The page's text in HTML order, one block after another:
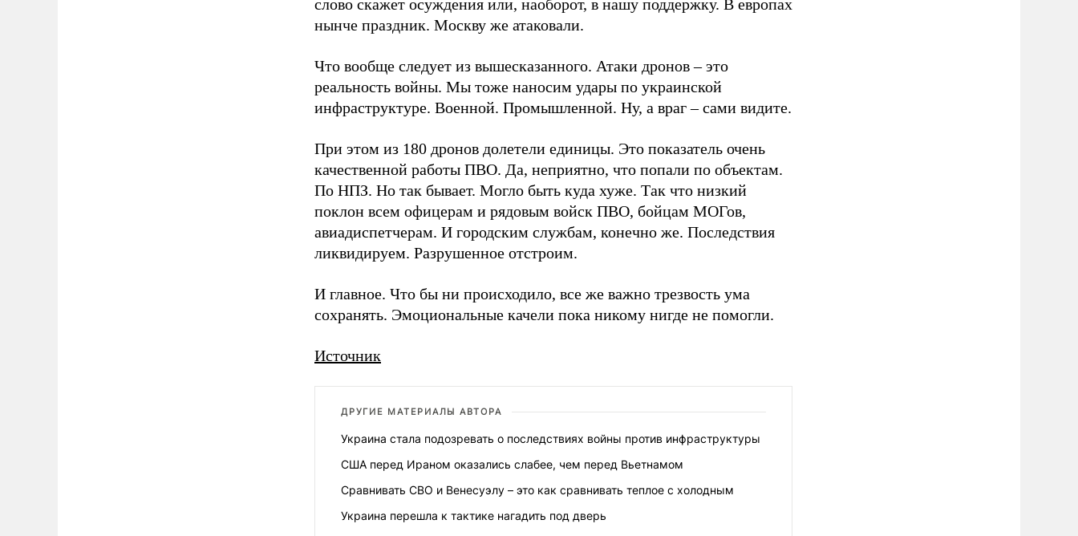
слово скажет осуждения или, наоборот, в нашу поддержку. В европах
нынче праздник. Москву же атаковали.
Что вообще следует из вышесказанного. Атаки дронов – это
реальность войны. Мы тоже наносим удары по украинской
инфраструктуре. Военной. Промышленной. Ну, а враг – сами видите.
При этом из 180 дронов долетели единицы. Это показатель очень
качественной работы ПВО. Да, неприятно, что попали по объектам.
По НПЗ. Но так бывает. Могло быть куда хуже. Так что низкий
поклон всем офицерам и рядовым войск ПВО, бойцам МОГов,
авиадиспетчерам. И городским службам, конечно же. Последствия
ликвидируем. Разрушенное отстроим.
И главное. Что бы ни происходило, все же важно трезвость ума
сохранять. Эмоциональные качели пока никому нигде не помогли.
Источник
ДРУГИЕ МАТЕРИАЛЫ АВТОРА
Украина стала подозревать о последствиях войны против инфраструктуры
США перед Ираном оказались слабее, чем перед Вьетнамом
Сравнивать СВО и Венесуэлу – это как сравнивать теплое с холодным
Украина перешла к тактике нагадить под дверь